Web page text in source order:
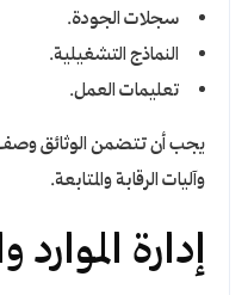
سجلات الجودة.
النماذج التشغيلية.
تعليمات العمل.
يجب أن تتضمن الوثائق
وآليات الرقابة والمتابعة.
إدارة